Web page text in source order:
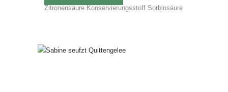
Zitronensäure Konservierungsstoff Sorbinsäure